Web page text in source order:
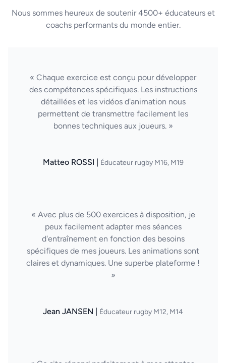
Nous sommes heureux de soutenir 4500+ éducateurs et
coachs performants du monde entier.
« Chaque exercice est conçu pour développer
des compétences spécifiques. Les instructions
détaillées et les vidéos d'animation nous
permettent de transmettre facilement les
bonnes techniques aux joueurs. »
Matteo ROSSI | Éducateur rugby M16, M19
« Avec plus de 500 exercices à disposition, je
peux facilement adapter mes séances
d'entraînement en fonction des besoins
spécifiques de mes joueurs. Les animations sont
claires et dynamiques. Une superbe plateforme !
»
Jean JANSEN | Éducateur rugby M12, M14